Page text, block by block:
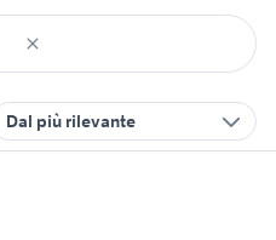
Dal più rilevante